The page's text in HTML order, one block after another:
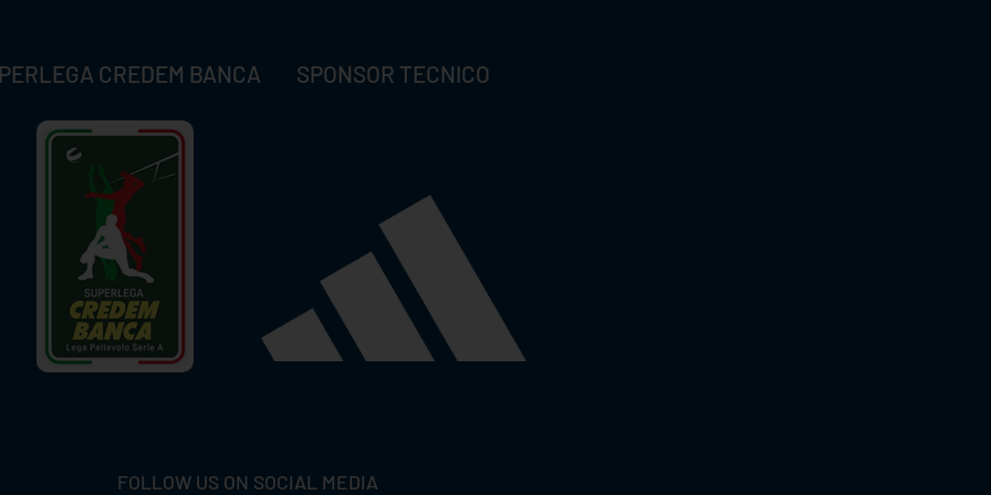
CREDEM BANCA SPONSOR TECNICO
FOLLOW US ON SOCIAL MEDIA